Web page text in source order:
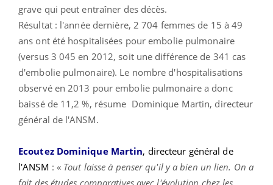
grave qui peut entraîner des décès.
Résultat : l'année dernière, 2 704 femmes de 15 à 49
ans ont été hospitalisées pour embolie pulmonaire
(versus 3 045 en 2012, soit une différence de 341 cas
d'embolie pulmonaire). Le nombre d'hospitalisations
observé en 2013 pour embolie pulmonaire a donc
baissé de 11,2 %, résume Dominique Martin, directeur
général de l'ANSM.
Ecoutez Dominique Martin, directeur général de
l'ANSM : « Tout laisse à penser qu'il y a bien un lien. On a
fait des études comparatives avec l'évolution chez les